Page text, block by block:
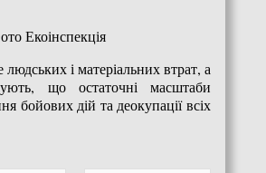
Екоінспекція
і матеріальних втрат, а
що остаточні масштаби
бойових дій та деокупації всіх